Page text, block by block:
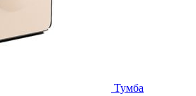
Тумба